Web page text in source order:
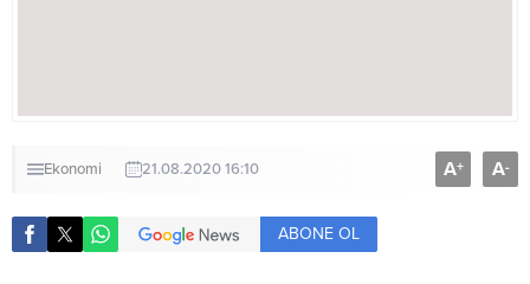
Ekonomi 21.08.2020 16:10 A+ A-
ABONE OL